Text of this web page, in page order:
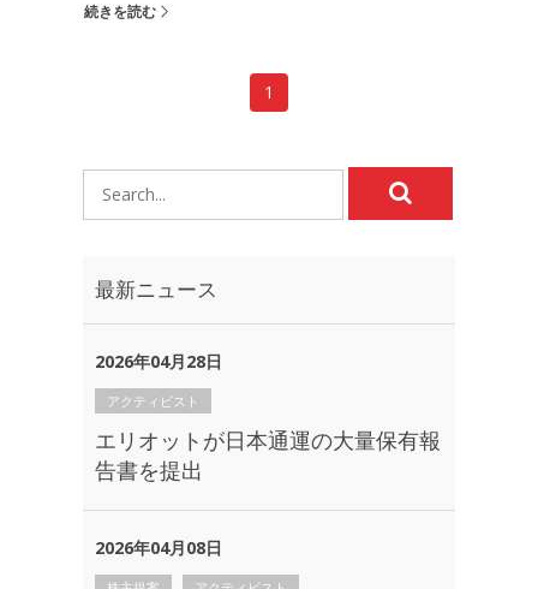
続きを読む
1
最新ニュース
2026年04月28日
アクティビスト
エリオットが日本通運の大量保有報
告書を提出
2026年04月08日